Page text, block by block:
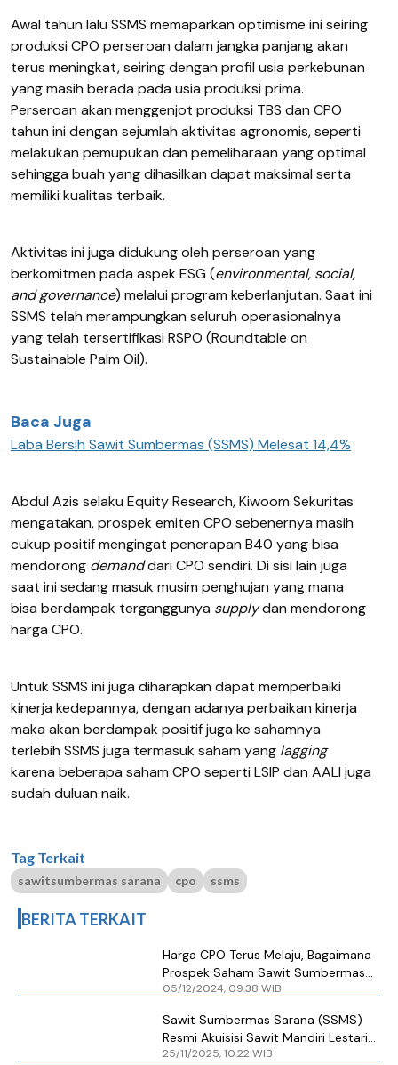
Awal tahun lalu SSMS memaparkan optimisme ini seiring
produksi CPO perseroan dalam jangka panjang akan
terus meningkat, seiring dengan profil usia perkebunan
yang masih berada pada usia produksi prima.
Perseroan akan menggenjot produksi TBS dan CPO
tahun ini dengan sejumlah aktivitas agronomis, seperti
melakukan pemupukan dan pemeliharaan yang optimal
sehingga buah yang dihasilkan dapat maksimal serta
memiliki kualitas terbaik.
Aktivitas ini juga didukung oleh perseroan yang
berkomitmen pada aspek ESG (environmental, social,
and governance) melalui program keberlanjutan. Saat ini
SSMS telah merampungkan seluruh operasionalnya
yang telah tersertifikasi RSPO (Roundtable on
Sustainable Palm Oil).
Baca Juga
Laba Bersih Sawit Sumbermas (SSMS) Melesat 14,4%
Abdul Azis selaku Equity Research, Kiwoom Sekuritas
mengatakan, prospek emiten CPO sebenernya masih
cukup positif mengingat penerapan B40 yang bisa
mendorong demanddari CPO sendiri. Di sisi lain juga
saat ini sedang masuk musim penghujan yang mana
bisa berdampak terganggunya supplydan mendorong
harga CPO.
Untuk SSMS ini juga diharapkan dapat memperbaiki
kinerja kedepannya, dengan adanya perbaikan kinerja
maka akan berdampak positif juga ke sahamnya
terlebih SSMS juga termasuk saham yang lagging
karena beberapa saham CPO seperti LSIP dan AALI juga
sudah duluan naik.
Tag Terkait
sawitsumbermas sarana cpo ssms
BERITA TERKAIT
Harga CPO Terus Melaju, Bagaimana
Prospek Saham Sawit Sumbermas
Sarana (SSMS)?
05/12/2024, 09.38 WIB
Sawit Sumbermas Sarana (SSMS)
Resmi Akuisisi Sawit Mandiri Lestari
Senilai Rp 1,6 Triliun
25/11/2025, 10.22 WIB